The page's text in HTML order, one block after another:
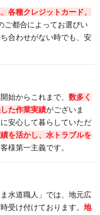
各種クレジットカード、
ご都合によってお選びい
合わせがない時でも、安
始からこれまで、数多く
た作業実績がございま
安心して暮らしていただ
を活かし、水トラブルを
様第一主義です。
水道職人」では、地元広
受け付けております。地